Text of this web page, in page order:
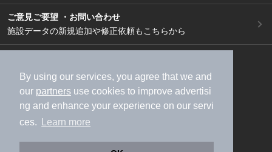
By using our services, you agree that we and
our partners use cookies to improve advertisi
ng and enhance your experience on our servi
ces.
Learn more
ご意見ご要望 ・お問い合わせ
施設データの新規追加や修正依頼もこちらから
加盟店募集（資料請求）
広告出稿のご案内
利用規約
ライフスタイルMEMBERS+規約
特定商取引法に基づく表記
ヘルプ
採用情報
運営会社